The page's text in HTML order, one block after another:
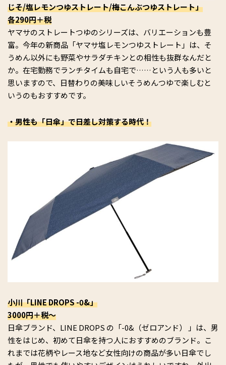
じそ/塩レモンつゆストレート/梅こんぶつゆストレート」
各290円＋税
ヤマサのストレートつゆのシリーズは、バリエーションも豊
富。今年の新商品「ヤマサ塩レモンつゆストレート」は、そ
うめん以外にも野菜やサラダチキンとの相性も抜群なんだと
か。在宅勤務でランチタイムも自宅で……という人も多いと
思いますので、日替わりの美味しいそうめんつゆで楽しむと
いうのもおすすめです。
・男性も「日傘」で日差し対策する時代！
小川「LINE DROPS -0&」
3000円＋税～
日傘ブランド、LINE DROPS の「-0&（ゼロアンド） 」は、男
性をはじめ、初めて日傘を持つ人におすすめのブランド。こ
れまでは花柄やレース地など女性向けの商品が多い日傘でし